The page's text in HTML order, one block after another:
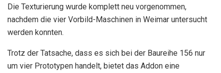
Die Texturierung wurde komplett neu vorgenommen,
nachdem die vier Vorbild-Maschinen in Weimar untersucht
werden konnten.
Trotz der Tatsache, dass es sich bei der Baureihe 156 nur
um vier Prototypen handelt, bietet das Addon eine